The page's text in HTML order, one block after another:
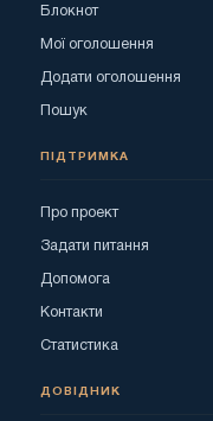
Блокнот
Мої оголошення
Додати оголошення
Пошук
ПІДТРИМКА
Про проект
Задати питання
Допомога
Контакти
Статистика
ДОВІДНИК